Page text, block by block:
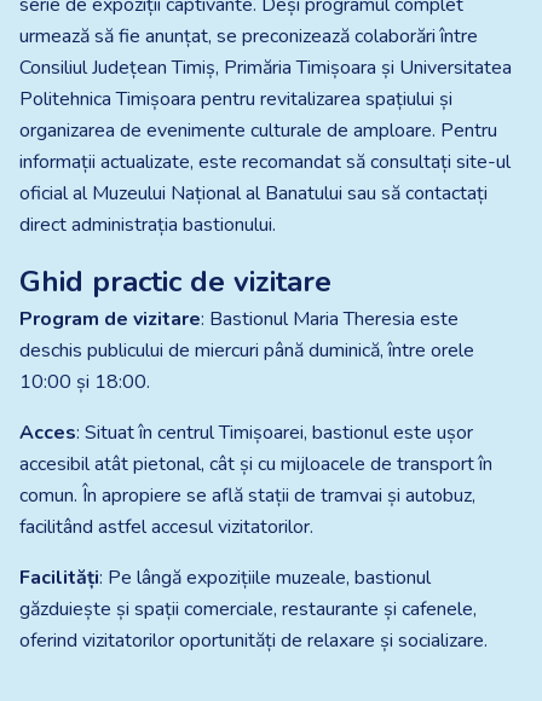
urmează să fie anunțat, se preconizează colaborări între
Consiliul Județean Timiș, Primăria Timișoara și Universitatea
Politehnica Timișoara pentru revitalizarea spațiului și
organizarea de evenimente culturale de amploare. Pentru
informații actualizate, este recomandat să consultați site-ul
oficial al Muzeului Național al Banatului sau să contactați
direct administrația bastionului.
Ghid practic de vizitare
Program de vizitare: Bastionul Maria Theresia este
deschis publicului de miercuri până duminică, între orele
10:00 și 18:00.
Acces: Situat în centrul Timișoarei, bastionul este ușor
accesibil atât pietonal, cât și cu mijloacele de transport în
comun. În apropiere se află stații de tramvai și autobuz,
facilitând astfel accesul vizitatorilor.​
Facilități: Pe lângă expozițiile muzeale, bastionul
găzduiește și spații comerciale, restaurante și cafenele,
oferind vizitatorilor oportunități de relaxare și socializare.